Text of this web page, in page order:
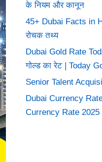
के नियम और कानून
45+ Dubai Facts in
रोचक तथ्य
Dubai Gold Rate
गोल्ड का रेट | Today
Senior Talent
Dubai Currency
Currency Rate 2025